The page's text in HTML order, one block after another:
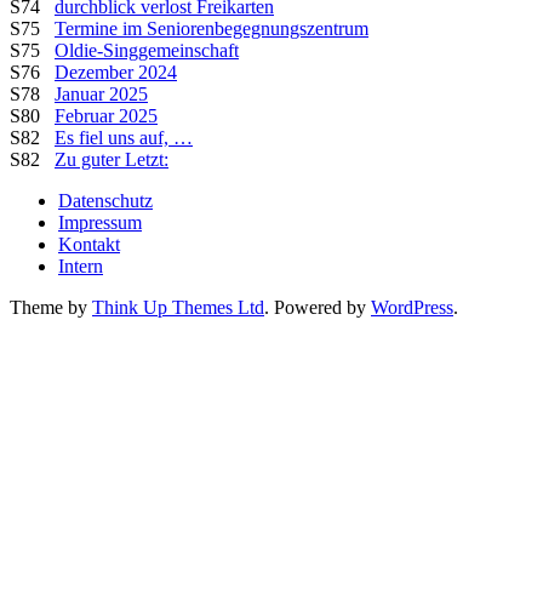
S74 durchblick verlost Freikarten
S75 Termine im Seniorenbegegnungszentrum
S75 Oldie-Singgemeinschaft
S76 Dezember 2024
S78 Januar 2025
S80 Februar 2025
S82 Es fiel uns auf, …
S82 Zu guter Letzt:
Datenschutz
Impressum
Kontakt
Intern
Theme by Think Up Themes Ltd. Powered by WordPress.